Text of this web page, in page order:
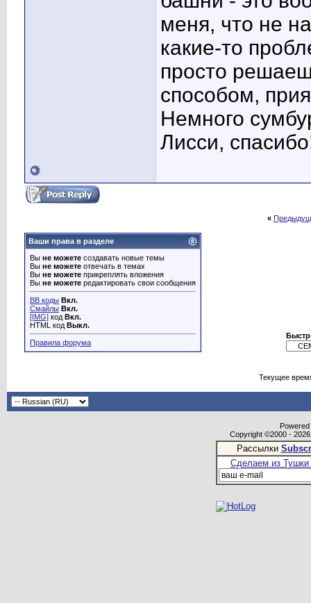
меня, что не
какие-то
просто
способом,
Немного
Лисси,
«
Ваши права в разделе
Вы не можете создавать новые темы
Вы не можете отвечать в темах
Вы не можете прикреплять вложения
Вы не можете редактировать свои сообщения
BB коды Вкл.
Смайлы Вкл.
[IMG] код Вкл.
HTML код Выкл.
Правила форума
Текущее
Copyright ©2000 -
Рассылки
Сделаем из Тушки